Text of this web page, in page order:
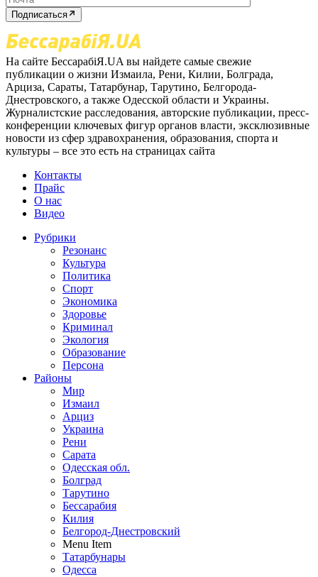
Подписаться
На сайте БессарабіЯ.UA вы найдете самые свежие
публикации о жизни Измаила, Рени, Килии, Болграда,
Арциза, Сараты, Татарбунар, Тарутино, Белгорода-
Днестровского, а также Одесской области и Украины.
Журналистские расследования, авторские публикации, пресс-
конференции ключевых фигур органов власти, эксклюзивные
новости из сфер здравохранения, образования, спорта и
культуры – все это есть на страницах сайта
Контакты
Прайс
О нас
Видео
Рубрики
Резонанс
Культура
Политика
Спорт
Экономика
Здоровье
Криминал
Экология
Образование
Персона
Районы
Мир
Измаил
Арциз
Украина
Рени
Сарата
Одесская обл.
Болград
Тарутино
Бессарабия
Килия
Белгород-Днестровский
Menu Item
Татарбунары
Одесса